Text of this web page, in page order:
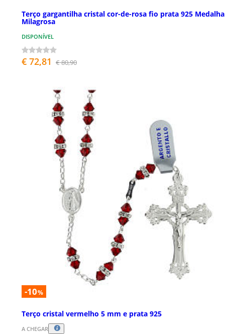
Terço gargantilha cristal cor-de-rosa fio prata 925 Medalha
Milagrosa
DISPONÍVEL
€ 72,81 € 80,90
-10%
Terço cristal vermelho 5 mm e prata 925
A CHEGAR